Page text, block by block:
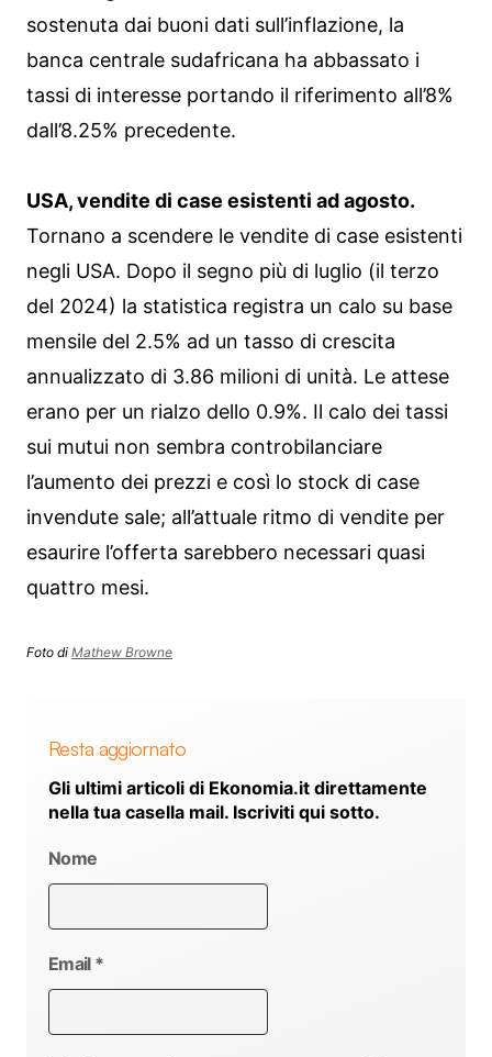
sostenuta dai buoni dati sull’inflazione, la
banca centrale sudafricana ha abbassato i
tassi di interesse portando il riferimento all’8%
dall’8.25% precedente.
USA, vendite di case esistenti ad agosto.
Tornano a scendere le vendite di case esistenti
negli USA. Dopo il segno più di luglio (il terzo
del 2024) la statistica registra un calo su base
mensile del 2.5% ad un tasso di crescita
annualizzato di 3.86 milioni di unità. Le attese
erano per un rialzo dello 0.9%. Il calo dei tassi
sui mutui non sembra controbilanciare
l’aumento dei prezzi e così lo stock di case
invendute sale; all’attuale ritmo di vendite per
esaurire l’offerta sarebbero necessari quasi
quattro mesi.
Foto di Mathew Browne
Resta aggiornato
Gli ultimi articoli di Ekonomia.it direttamente
nella tua casella mail. Iscriviti qui sotto.
Nome
Email *